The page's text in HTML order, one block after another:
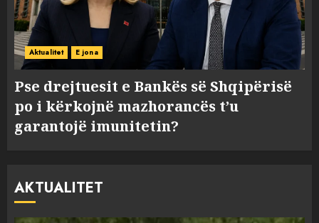
Aktualitet E jona
Pse drejtuesit e Bankës së Shqipërisë
po i kërkojnë mazhorancës t’u
garantojë imunitetin?
AKTUALITET